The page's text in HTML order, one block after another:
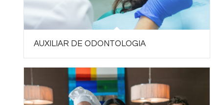
AUXILIAR DE ODONTOLOGIA